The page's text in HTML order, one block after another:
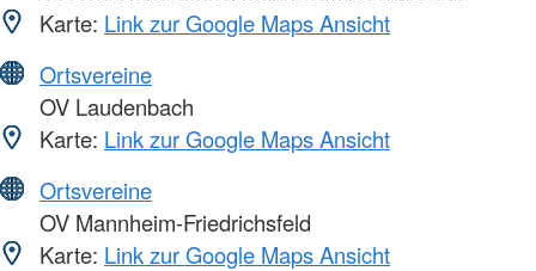
Karte: Link zur Google Maps Ansicht
Ortsvereine
OV Laudenbach
Karte: Link zur Google Maps Ansicht
Ortsvereine
OV Mannheim-Friedrichsfeld
Karte: Link zur Google Maps Ansicht